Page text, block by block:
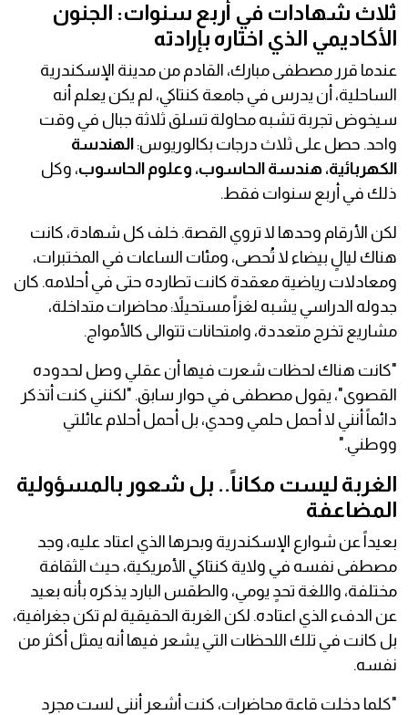
ثلاث شهادات في أربع سنوات: الجنون
الأكاديمي الذي اختاره بإرادته
عندما قرر مصطفى مبارك، القادم من مدينة الإسكندرية
الساحلية، أن يدرس في جامعة كنتاكي، لم يكن يعلم أنه
سيخوض تجربة تشبه محاولة تسلق ثلاثة جبال في وقت
واحد. حصل على ثلاث درجات بكالوريوس: الهندسة
الكهربائية، هندسة الحاسوب، وعلوم الحاسوب، وكل
ذلك في أربع سنوات فقط.
لكن الأرقام وحدها لا تروي القصة. خلف كل شهادة، كانت
هناك ليالٍ بيضاء لا تُحصى، ومئات الساعات في المختبرات،
ومعادلات رياضية معقدة كانت تطارده حتى في أحلامه. كان
جدوله الدراسي يشبه لغزاً مستحيلاً: محاضرات متداخلة،
مشاريع تخرج متعددة، وامتحانات تتوالى كالأمواج.
"كانت هناك لحظات شعرت فيها أن عقلي وصل لحدوده
القصوى"، يقول مصطفى في حوار سابق. "لكنني كنت أتذكر
دائماً أنني لا أحمل حلمي وحدي، بل أحمل أحلام عائلتي
ووطني."
الغربة ليست مكاناً.. بل شعور بالمسؤولية
المضاعفة
بعيداً عن شوارع الإسكندرية وبحرها الذي اعتاد عليه، وجد
مصطفى نفسه في ولاية كنتاكي الأمريكية، حيث الثقافة
مختلفة، واللغة تحدٍ يومي، والطقس البارد يذكره بأنه بعيد
عن الدفء الذي اعتاده. لكن الغربة الحقيقية لم تكن جغرافية،
بل كانت في تلك اللحظات التي يشعر فيها أنه يمثل أكثر من
نفسه.
"كلما دخلت قاعة محاضرات، كنت أشعر أنني لست مجرد